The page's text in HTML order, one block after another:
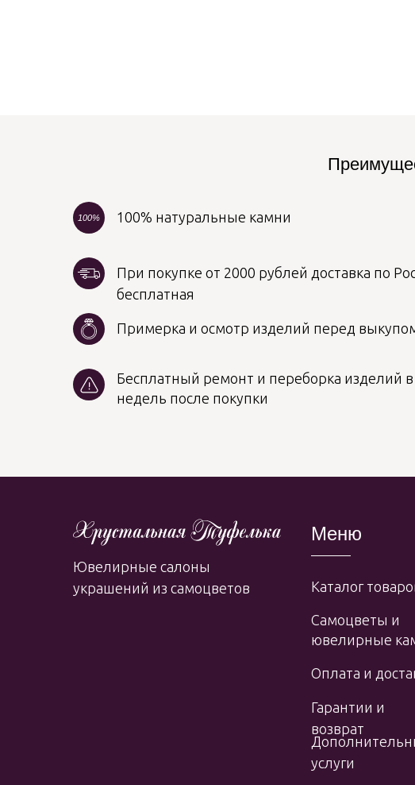
100% натуральные камни
100%
Бесплатный ремонт и переборка изделий
недель после покупки
Примерка и осмотр изделий перед
При покупке от 2000 рублей доставка по
бесплатная
Меню
Каталог
Самоцветы и
ювелирные
Оплата и
Ювелирные салоны
украшений из самоцветов
Гарантии и
возврат
услуги